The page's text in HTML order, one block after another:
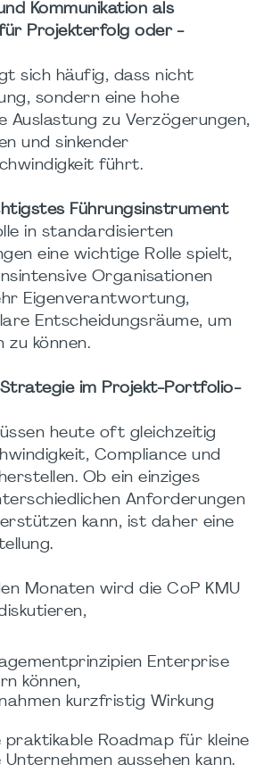
Kommunikation als
Projekterfolg oder -
sich häufig, dass nicht
sondern eine hohe
Auslastung zu Verzögerungen,
und sinkender
führt.
Führungsinstrument
in standardisierten
eine wichtige Rolle spielt,
Organisationen
Eigenverantwortung,
Entscheidungsräume, um
zu können.
Strategie im Projekt-Portfolio-
heute oft gleichzeitig
Compliance und
Ob ein einziges
Anforderungen
kann, ist daher eine
Monaten wird die CoP KMU
Enterprise
können,
kurzfristig Wirkung
praktikable Roadmap für kleine
aussehen kann.